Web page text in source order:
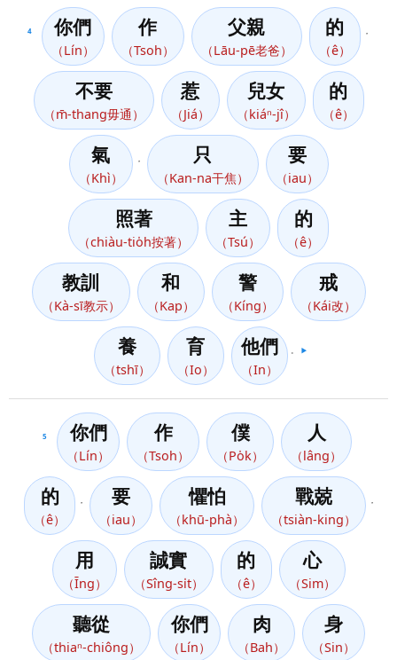
4 你們
（Lín）
作
（Tsoh）
父親
（Lāu-pē老爸）
的
（ê）
不要
（m̄-thang毋通）
惹
（Jiá）
兒女
（kiáⁿ-jî）
的
（ê）
氣
（Khì）
只
（Kan-na干焦）
要
（iau）
照著
（chiàu-tio̍h按著）
主
（Tsú）
的
（ê）
教訓
（Kà-sī教示）
和
（Kap）
警
（Kíng）
戒
（Kái改）
養
（tshī）
育
（Io）
他們
（In）
▶️
5 你們
（Lín）
作
（Tsoh）
僕
（Po̍k）
人
（lâng）
的
（ê）
要
（iau）
懼怕
（khū-phà）
戰兢
（tsiàn-king）
用
（Īng）
誠實
（Sîng-si̍t）
的
（ê）
心
（Sim）
聽從
（thiaⁿ-chiông）
你們
（Lín）
肉
（Bah）
身
（Sin）